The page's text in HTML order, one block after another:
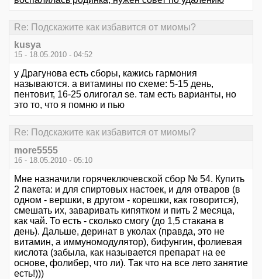
Re: Подскажите как избавится от миомы?
kusya
15 - 18.05.2010 - 04:52
у Драгунова есть сборы, кажись гармония
называются. а витамины по схеме: 5-15 день,
пентовит, 16-25 олигогал se. там есть варианты, но
это то, что я помню и пью
Re: Подскажите как избавится от миомы?
more5555
16 - 18.05.2010 - 05:10
Мне назначили горячеключевской сбор № 54. Купить
2 пакета: и для спиртовых настоек, и для отваров (в
одном - вершки, в другом - корешки, как говорится),
смешать их, заваривать кипятком и пить 2 месяца,
как чай. То есть - сколько смогу (до 1,5 стакана в
день). Дальше, деринат в уколах (правда, это не
витамин, а иммуномодулятор), бифунгин, фолиевая
кислота (забыла, как называется препарат на ее
основе, фолибер, что ли). Так что на все лето занятие
есть!)))